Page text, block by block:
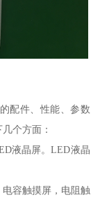
配件、性能、参数
个方面：
液晶屏。LED液晶
容触摸屏，电阻触